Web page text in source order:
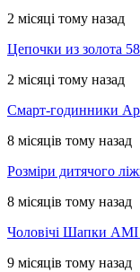
2 місяці тому назад
Цепочки из золота
2 місяці тому назад
Смарт-годинники
8 місяців тому назад
Розміри дитячого
8 місяців тому назад
Чоловічі Шапки
9 місяців тому назад